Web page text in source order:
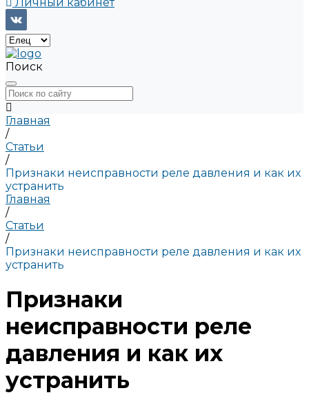
Поиск
Главная
/
Статьи
/
Признаки неисправности реле давления и как их
устранить
Главная
/
Статьи
/
Признаки неисправности реле давления и как их
устранить
Признаки
неисправности реле
давления и как их
устранить